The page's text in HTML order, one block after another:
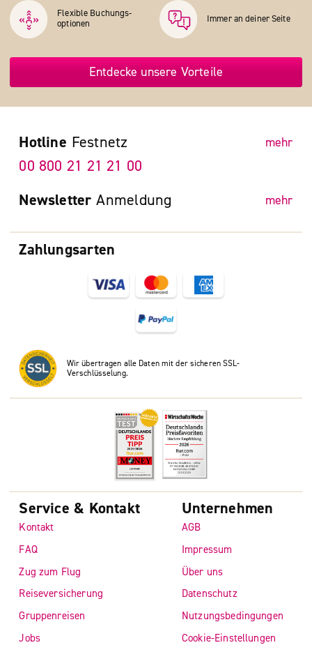
Flexible Buchungs­
optionen
Immer an deiner Seite
Entdecke unsere Vorteile
Zahlungsarten
Wir übertragen alle Daten mit der sicheren SSL-
Verschlüsselung.
Hotline Festnetz mehr
00 800 21 21 21 00
Newsletter Anmeldung mehr
Service & Kontakt
Kontakt
FAQ
Zug zum Flug
Reiseversicherung
Gruppenreisen
Jobs
Unternehmen
AGB
Impressum
Über uns
Datenschutz
Nutzungsbedingungen
Cookie-Einstellungen